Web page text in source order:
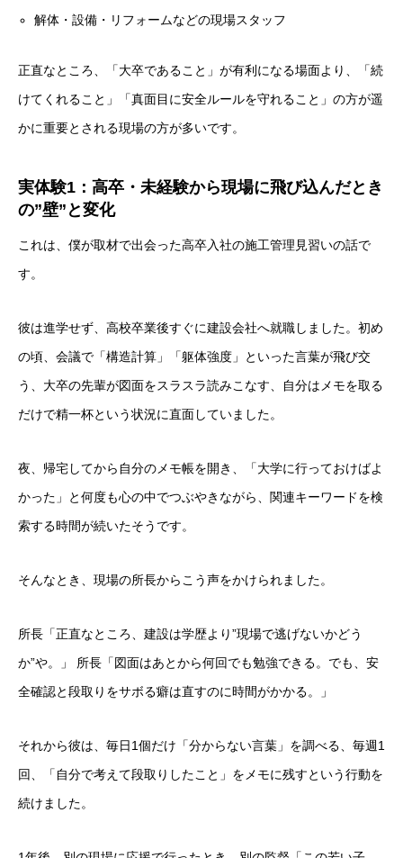
解体・設備・リフォームなどの現場スタッフ
正直なところ、「大卒であること」が有利になる場面より、「続
けてくれること」「真面目に安全ルールを守れること」の方が遥
かに重要とされる現場の方が多いです。
実体験1：高卒・未経験から現場に飛び込んだとき
の”壁”と変化
これは、僕が取材で出会った高卒入社の施工管理見習いの話で
す。
彼は進学せず、高校卒業後すぐに建設会社へ就職しました。初め
の頃、会議で「構造計算」「躯体強度」といった言葉が飛び交
う、大卒の先輩が図面をスラスラ読みこなす、自分はメモを取る
だけで精一杯という状況に直面していました。
夜、帰宅してから自分のメモ帳を開き、「大学に行っておけばよ
かった」と何度も心の中でつぶやきながら、関連キーワードを検
索する時間が続いたそうです。
そんなとき、現場の所長からこう声をかけられました。
所長「正直なところ、建設は学歴より”現場で逃げないかどう
か”や。」 所長「図面はあとから何回でも勉強できる。でも、安
全確認と段取りをサボる癖は直すのに時間がかかる。」
それから彼は、毎日1個だけ「分からない言葉」を調べる、毎週1
回、「自分で考えて段取りしたこと」をメモに残すという行動を
続けました。